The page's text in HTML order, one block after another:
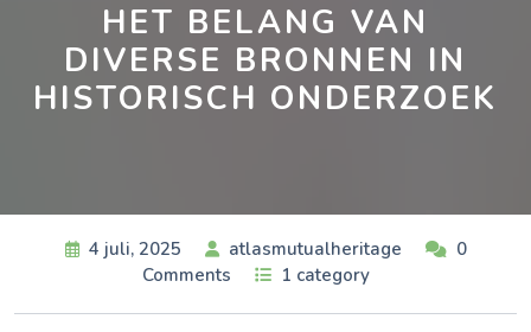
HET BELANG VAN
DIVERSE BRONNEN IN
HISTORISCH ONDERZOEK
4 juli, 2025 atlasmutualheritage
0
Comments
1 category